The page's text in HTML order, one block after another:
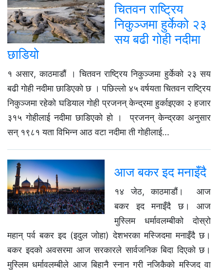
चितवन राष्ट्रिय
निकुञ्जमा हुर्केको २३
सय बढी गोही नदीमा
छाडियो
१ असार, काठमाडौं । चितवन राष्ट्रिय निकुञ्जमा हुर्केको २३ सय
बढी गोही नदीमा छाडिएको छ । पछिल्लो ४५ वर्षयता चितवन राष्ट्रिय
निकुञ्जमा रहेको घडियाल गोही प्रजनन् केन्द्रमा हुर्काइएका २ हजार
३१५ गोहीलाई नदीमा छाडिएको हो । प्रजनन् केन्द्रका अनुसार
सन् १९८१ यता विभिन्न आठ वटा नदीमा ती गोहीलाई...
आज बकर इद मनाइँदै
१४ जेठ, काठमाडौं। आज
बकर इद मनाइँदै छ। आज
मुस्लिम धर्मावलम्बीको दोस्रो
महान् पर्व बकर इद (इदुल जोहा) देशभरका मस्जिदमा मनाइँदै छ।
बकर इदको अवसरमा आज सरकारले सार्वजनिक बिदा दिएको छ।
मुस्लिम धर्मावलम्बीले आज बिहानै स्नान गरी नजिकैको मस्जिद वा